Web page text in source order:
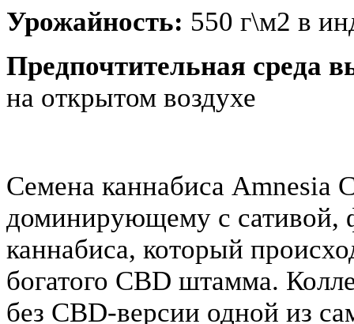
Урожайность: 550 г\м2 в
Предпочтительная среда
на открытом воздухе
Семена каннабиса Amnesia
доминирующему с
каннабиса, который
богатого CBD штамма.
без CBD-версии одной из